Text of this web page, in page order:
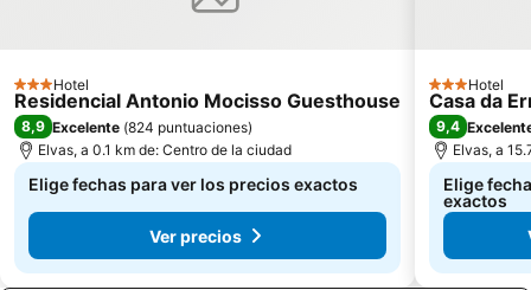
3 Estrellas
Hotel
Residencial Antonio Mocisso Guesthouse
8,9 Excelente (824 puntuaciones)
Elvas, a 0.1 km de: Centro de la ciudad
Elige fechas para ver los precios exactos
Ver precios
3 Estrellas
Hotel
Casa da
9,4
Elvas, a
Elige
exactos